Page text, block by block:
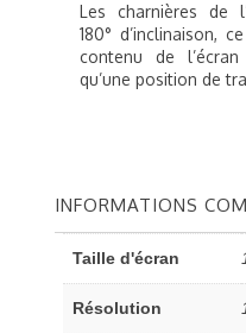
Les charnières de
180° d’inclinaison,
contenu de
qu’une position de
INFORMATIONS
Taille d'écran
Résolution